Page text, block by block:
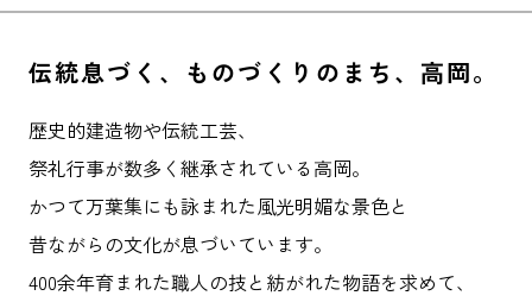
伝統息づく、 ものづくりのまち、高岡。
歴史的建造物や伝統工芸、
祭礼行事が数多く継承されている高岡。
かつて万葉集にも詠まれた風光明媚な景色と
昔ながらの文化が息づいています。
400余年育まれた職人の技と 紡がれた物語を求めて、
地元ライター記事
お得で便利なサービス
レンタサイクル